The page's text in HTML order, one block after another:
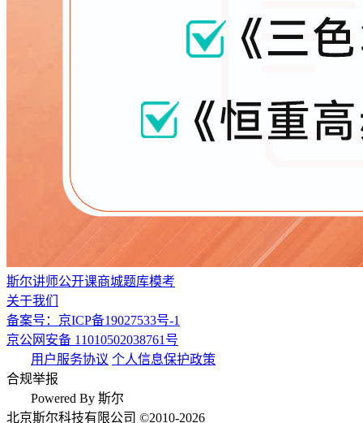
斯尔讲师公开课商城题库模考
关于我们
备案号：京ICP备19027533号-1
京公网安备 11010502038761号
用户服务协议 个人信息保护政策
合规举报
Powered By 斯尔
北京斯尔科技有限公司 ©2010-2026